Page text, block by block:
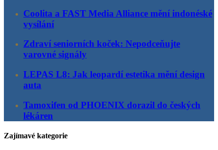
Coolita a FAST Media Alliance mění indonéské
vysílání
Zdraví seniorních koček: Nepodceňujte
varovné signály
LEPAS L8: Jak leopardí estetika mění design
auta
Tamoxifen od PHOENIX dorazil do českých
lékáren
Zajímavé kategorie